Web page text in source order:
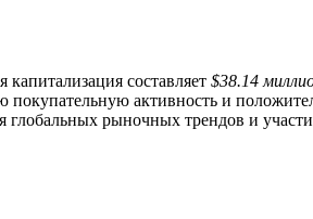
капитализация составляет $38.14
активность и
рыночных трендов и